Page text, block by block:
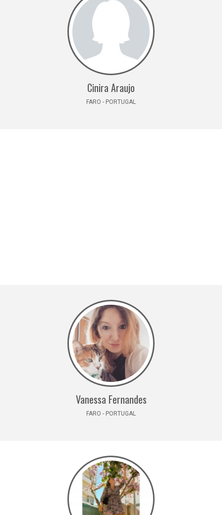
Cinira Araujo
FARO - PORTUGAL
Vanessa Fernandes
FARO - PORTUGAL